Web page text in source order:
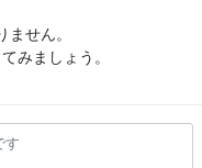
せん。
みましょう。
す